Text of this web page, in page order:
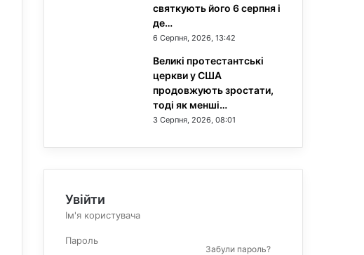
святкують його 6 серпня і
де…
6 Серпня, 2026, 13:42
Великі протестантські
церкви у США
продовжують зростати,
тоді як менші…
3 Серпня, 2026, 08:01
Увійти
Забули пароль?